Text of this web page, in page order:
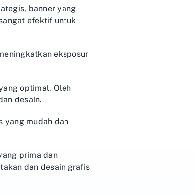
banner yang
efektif untuk
eksposur
optimal. Oleh
desain.
yang mudah dan
prima dan
dan desain grafis